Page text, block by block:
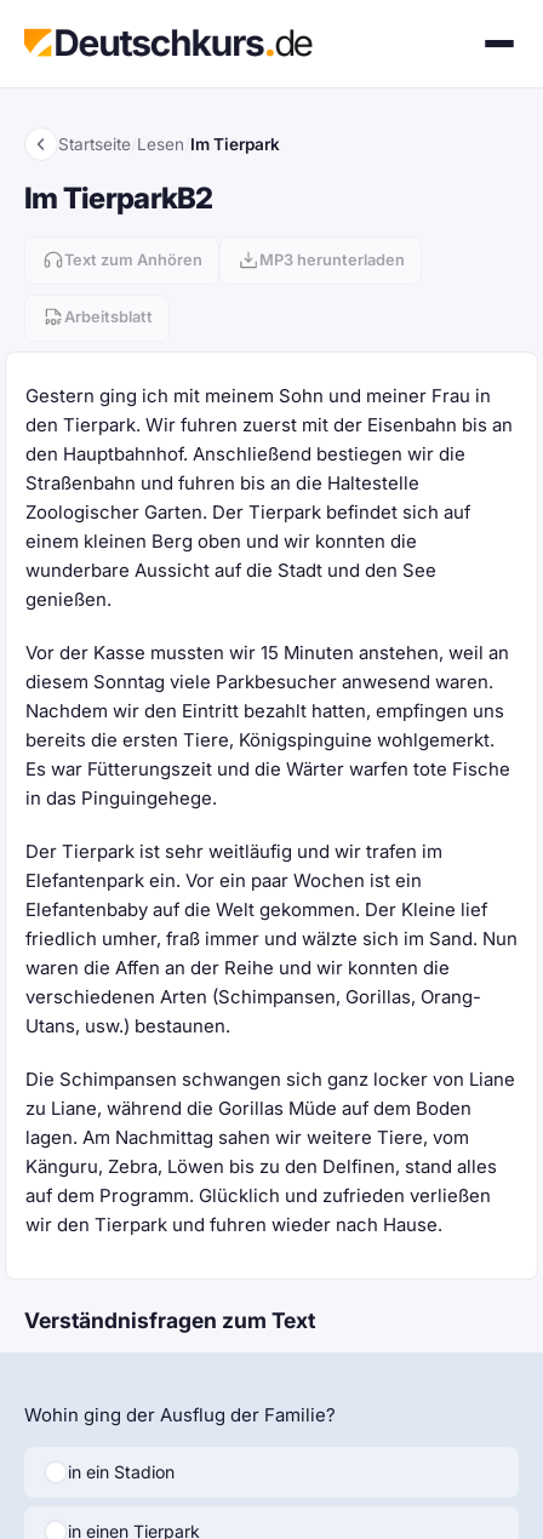
Startseite Lesen Im Tierpark
Im TierparkB2
Text zum Anhören MP3 herunterladen
Arbeitsblatt
Gestern ging ich mit meinem Sohn und meiner Frau in
den Tierpark. Wir fuhren zuerst mit der Eisenbahn bis an
den Hauptbahnhof. Anschließend bestiegen wir die
Straßenbahn und fuhren bis an die Haltestelle
Zoologischer Garten. Der Tierpark befindet sich auf
einem kleinen Berg oben und wir konnten die
wunderbare Aussicht auf die Stadt und den See
genießen.
Vor der Kasse mussten wir 15 Minuten anstehen, weil an
diesem Sonntag viele Parkbesucher anwesend waren.
Nachdem wir den Eintritt bezahlt hatten, empfingen uns
bereits die ersten Tiere, Königspinguine wohlgemerkt.
Es war Fütterungszeit und die Wärter warfen tote Fische
in das Pinguingehege.
Der Tierpark ist sehr weitläufig und wir trafen im
Elefantenpark ein. Vor ein paar Wochen ist ein
Elefantenbaby auf die Welt gekommen. Der Kleine lief
friedlich umher, fraß immer und wälzte sich im Sand. Nun
waren die Affen an der Reihe und wir konnten die
verschiedenen Arten (Schimpansen, Gorillas, Orang-
Utans, usw.) bestaunen.
Die Schimpansen schwangen sich ganz locker von Liane
zu Liane, während die Gorillas Müde auf dem Boden
lagen. Am Nachmittag sahen wir weitere Tiere, vom
Känguru, Zebra, Löwen bis zu den Delfinen, stand alles
auf dem Programm. Glücklich und zufrieden verließen
wir den Tierpark und fuhren wieder nach Hause.
Verständnisfragen zum Text
Wohin ging der Ausflug der Familie?
in ein Stadion
in einen Tierpark